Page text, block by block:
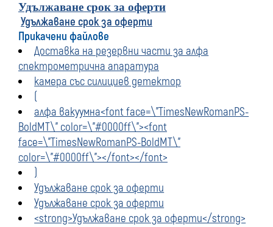
Удължаване срок за оферти
Удължаване срок за оферти
Прикачени файлове
Доставка на резервни части за алфа
спектрометрична апаратура
камера със силициев детектор
(
алфа вакуумна<font face=\"TimesNewRomanPS-
BoldMT\" color=\"#0000ff\"><font
face=\"TimesNewRomanPS-BoldMT\"
color=\"#0000ff\"></font></font>
)
Удължаване срок за оферти
Удължаване срок за оферти
<strong>Удължаване срок за оферти</strong>